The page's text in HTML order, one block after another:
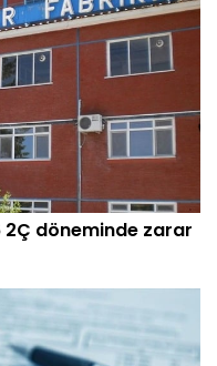
2Ç döneminde zarar